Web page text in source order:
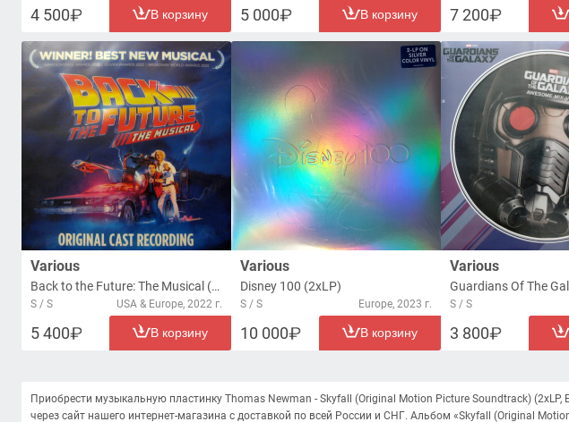
4 500 В корзину 5 000 В корзину 7 200
Various
Back to the Future: The Musical (2xLP)
S / S USA & Europe, 2022 г.
5 400 В корзину
Various
Disney 100 (2xLP)
S / S Europe, 2023 г.
10 000 В корзину
Various
S / S
3 800
Приобрести музыкальную пластинку Thomas Newman - Skyfall (Original Motion Picture Soundtrack)
через сайт нашего интернет-магазина с доставкой по всей России и СНГ. Альбом «Skyfall (Original